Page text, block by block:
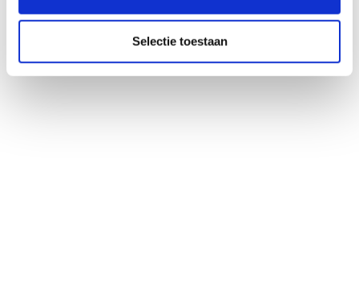
Selectie toestaan